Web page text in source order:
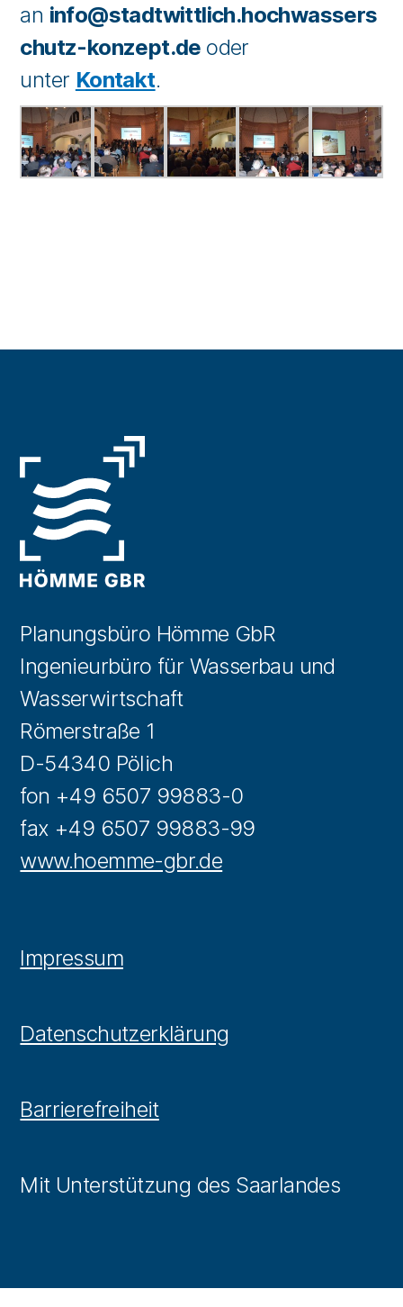
an info@stadtwittlich.hochwassers
chutz-konzept.de oder
unter Kontakt.
Planungsbüro Hömme GbR
Ingenieurbüro für Wasserbau und
Wasserwirtschaft
Römerstraße 1
D-54340 Pölich
fon +49 6507 99883-0
fax +49 6507 99883-99
www.hoemme-gbr.de
Impressum
Datenschutzerklärung
Barrierefreiheit
Mit Unterstützung des Saarlandes